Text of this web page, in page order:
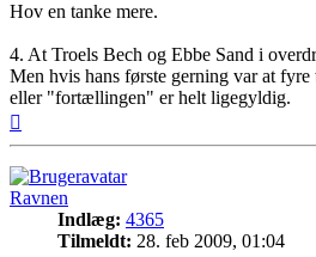
Hov en tanke mere.
4. At Troels Bech og Ebbe Sand i
Men hvis hans første gerning var at
eller "fortællingen" er helt ligegyldig.
Ravnen
Indlæg: 4365
Tilmeldt: 28. feb 2009, 01:04